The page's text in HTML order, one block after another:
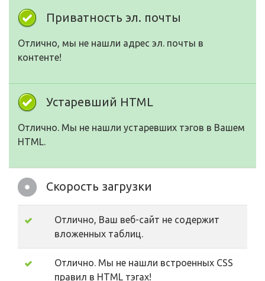
Приватность эл. почты
Отлично, мы не нашли адрес эл. почты в
контенте!
Устаревший HTML
Отлично. Мы не нашли устаревших тэгов в Вашем
HTML.
Скорость загрузки
Отлично, Ваш веб-сайт не содержит
вложенных таблиц.
Отлично. Мы не нашли встроенных CSS
правил в HTML тэгах!